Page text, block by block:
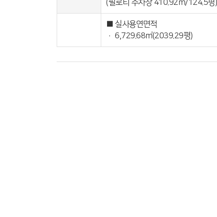
(필로티 주차장 410.92㎡/124.5평)
■ 실사용연면적
· 6,729.68㎡(2039.29평)